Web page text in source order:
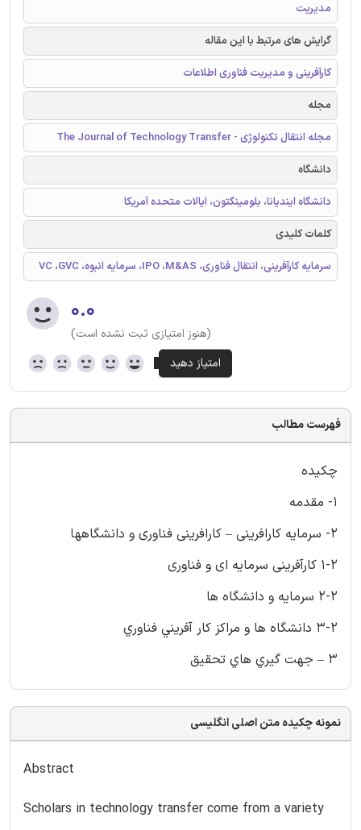
مدیریت
گرایش های مرتبط با این مقاله
کارآفرینی و مدیریت فناوری اطلاعات
مجله
مجله انتقال تکنولوژی - The Journal of Technology Transfer
دانشگاه
دانشگاه ایندیانا، بلومینگتون، ایالات متحده آمریکا
کلمات کلیدی
سرمایه کارآفرینی، انتقال فناوری، IPO ،M&AS، سرمایه انبوه، VC ،GVC
۰.۰
(هنوز امتیازی ثبت نشده است)
فهرست مطالب
چکیده
1- مقدمه
2- سرمایه کارافرینی – کارافرینی فناوری و دانشگاهها
1-2 کارآفرینی سرمایه ای و فناوری
2-2 سرمايه و دانشگاه ها
3-2 دانشگاه ها و مراكز كار آفريني فناوري
3 – جهت گيري هاي تحقيق
نمونه چکیده متن اصلی انگلیسی
Abstract
Scholars in technology transfer come from a variety